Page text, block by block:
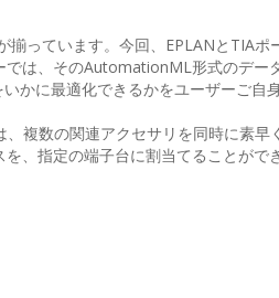
っています。今回、EPLANとTIA
は、そのAutomationML形式のデー
かに最適化できるかをユーザーご自
複数の関連アクセサリを同時に素
、指定の端子台に割当てることが